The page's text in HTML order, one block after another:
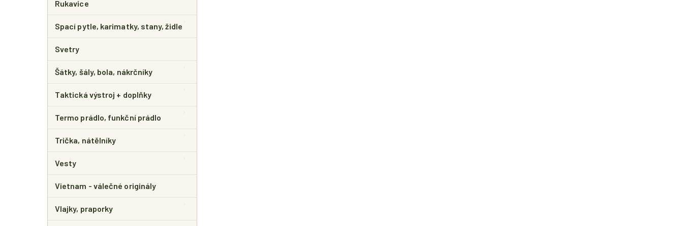
Rukavice
Spací pytle, karimatky, stany, židle
Svetry
Šátky, šály, bola, nákrčníky
Taktická výstroj + doplňky
Termo prádlo, funkční prádlo
Trička, nátělníky
Vesty
Vietnam - válečné originály
Vlajky, praporky